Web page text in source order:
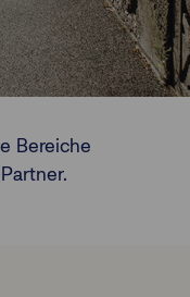
Bereiche